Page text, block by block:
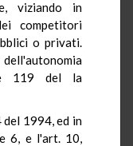
viziando in
competitori
o privati.
119 del la
del 1994, ed in
6, e l'art. 10,